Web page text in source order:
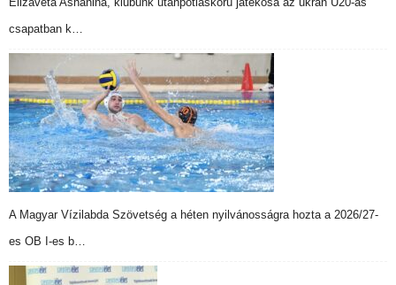
csapatban k…
A Magyar Vízilabda Szövetség a héten nyilvánosságra hozta a 2026/27-
es OB I-es b…